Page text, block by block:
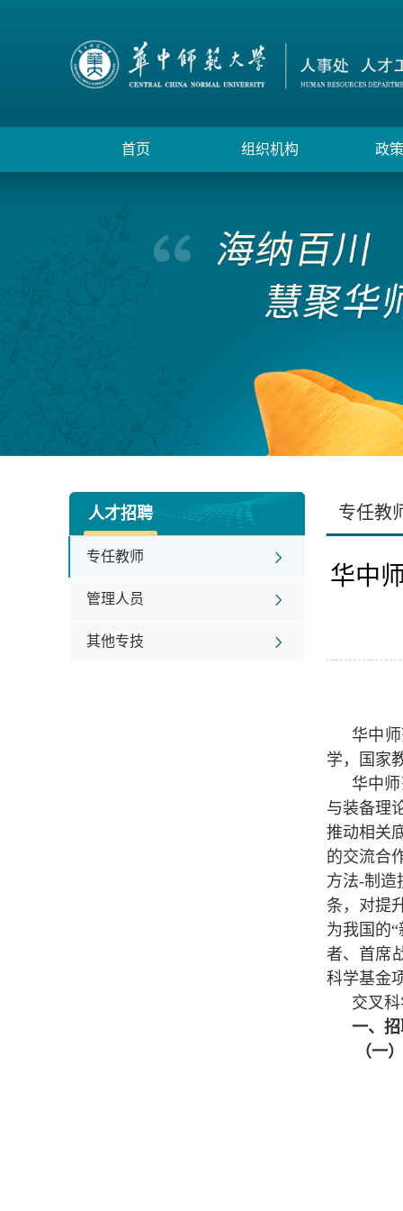
首页 组织机构 政
人才招聘
专任教师
管理人员
其他专技
专任教
华中
华中
学，国家
华中
与装备理
推动相关
的交流合
方法-制造
条，对提
为我国的
者、 首席
科学基金
交叉
一、
（一